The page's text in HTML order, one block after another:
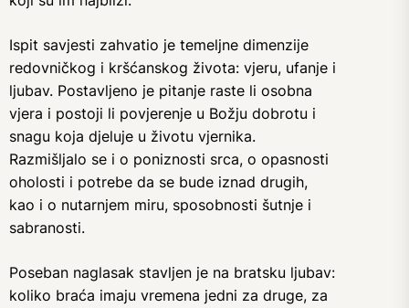
Ispit savjesti zahvatio je temeljne dimenzije
redovničkog i kršćanskog života: vjeru, ufanje i
ljubav. Postavljeno je pitanje raste li osobna
vjera i postoji li povjerenje u Božju dobrotu i
snagu koja djeluje u životu vjernika.
Razmišljalo se i o poniznosti srca, o opasnosti
oholosti i potrebe da se bude iznad drugih,
kao i o nutarnjem miru, sposobnosti šutnje i
sabranosti.
Poseban naglasak stavljen je na bratsku ljubav:
koliko braća imaju vremena jedni za druge, za